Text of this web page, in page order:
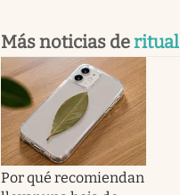
Más noticias deritual
Por qué recomiendan